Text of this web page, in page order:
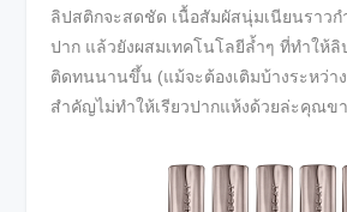
ลิปสติกจะสดชัด เนื้อสัมผัสนุ่มเนียนราวก
ปาก แล้วยังผสมเทคโนโลยีล้ำๆ ที่ทำให้
ติดทนนานขึ้น (แม้จะต้องเติมบ้างระหว่า
สำคัญไม่ทำให้เรียวปากแห้งด้วยล่ะคุณขา